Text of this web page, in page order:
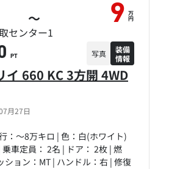
月27日
イ 660 KC 3方開 4WD
：～8万キロ | 色：白(ホワイト)
車定員： 2名 | ドア： 2枚 | 燃
ション：MT | ハンドル：右 | 修復
～ 9 万
円
センター1
PT 写真
装備
情報